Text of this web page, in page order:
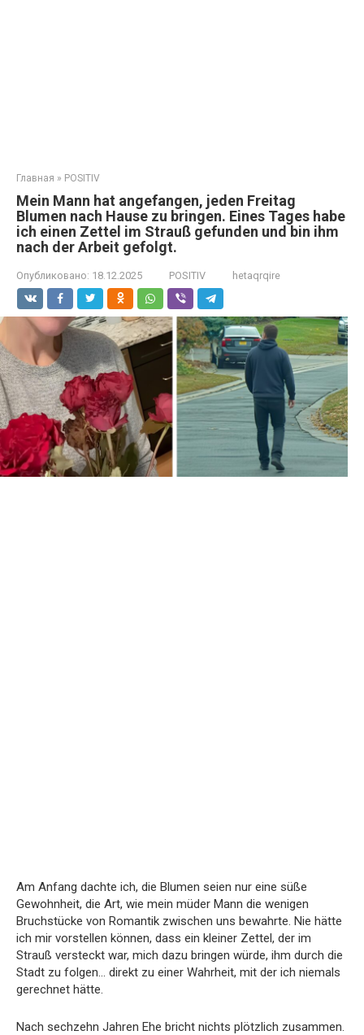
Главная » POSITIV
Mein Mann hat angefangen, jeden Freitag
Blumen nach Hause zu bringen. Eines Tages habe
ich einen Zettel im Strauß gefunden und bin ihm
nach der Arbeit gefolgt.
Опубликовано: 18.12.2025 POSITIV hetaqrqire
Am Anfang dachte ich, die Blumen seien nur eine süße
Gewohnheit, die Art, wie mein müder Mann die wenigen
Bruchstücke von Romantik zwischen uns bewahrte. Nie hätte
ich mir vorstellen können, dass ein kleiner Zettel, der im
Strauß versteckt war, mich dazu bringen würde, ihm durch die
Stadt zu folgen… direkt zu einer Wahrheit, mit der ich niemals
gerechnet hätte.
Nach sechzehn Jahren Ehe bricht nichts plötzlich zusammen.